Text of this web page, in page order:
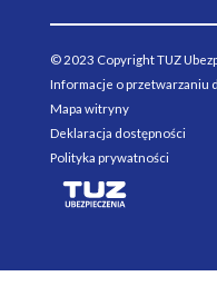
© 2023 Copyright TUZ
Informacje o przetwarzaniu
Mapa witryny
Deklaracja dostępności
Polityka prywatności